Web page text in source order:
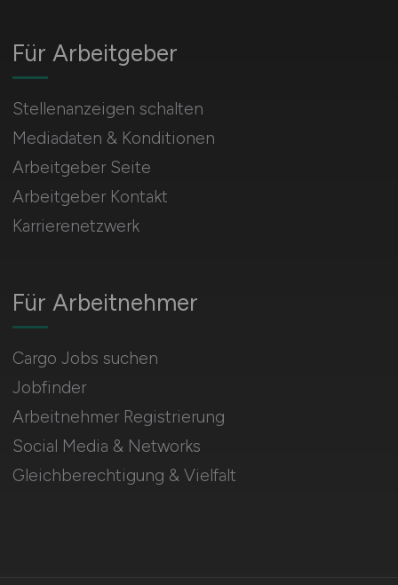
Für Arbeitnehmer
Cargo Jobs suchen
Jobfinder
Arbeitnehmer Registrierung
Social Media & Networks
Gleichberechtigung & Vielfalt
Für Arbeitgeber
Stellenanzeigen schalten
Mediadaten & Konditionen
Arbeitgeber Seite
Arbeitgeber Kontakt
Karrierenetzwerk